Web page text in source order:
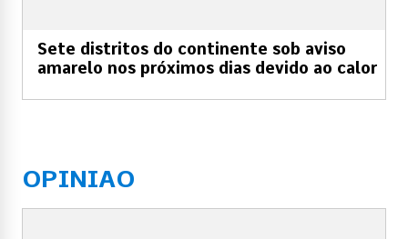
Sete distritos do continente sob aviso
amarelo nos próximos dias devido ao calor
OPINIAO